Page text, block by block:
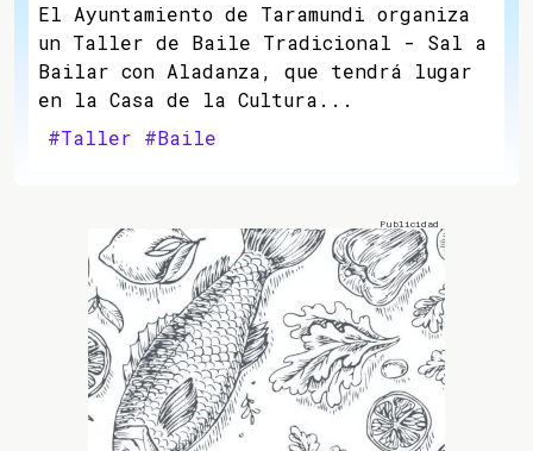
El Ayuntamiento de Taramundi organiza
un Taller de Baile Tradicional - Sal a
Bailar con Aladanza, que tendrá lugar
en la Casa de la Cultura...
#Taller #Baile